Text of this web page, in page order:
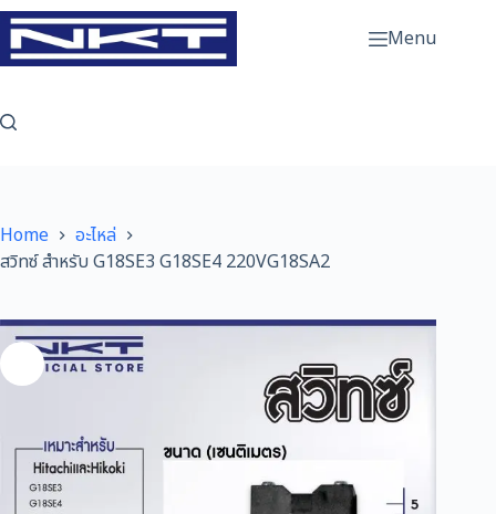
Skip
to
content
Menu
Home
อะไหล่
สวิทซ์ สำหรับ G18SE3 G18SE4 220VG18SA2